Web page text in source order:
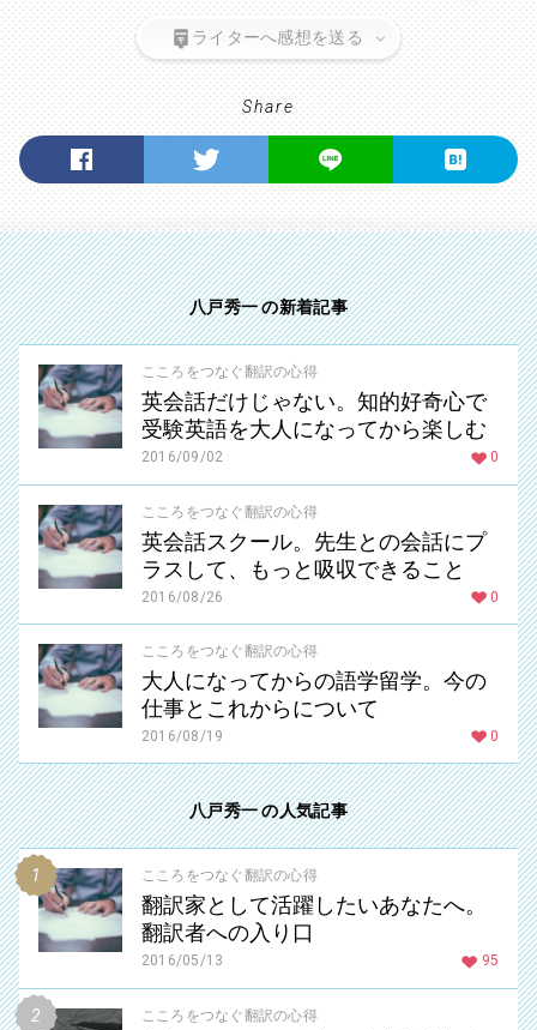
ライターへ感想を送る
Share
八戸秀一 の新着記事
こころをつなぐ翻訳の心得
英会話だけじゃない。知的好奇心で
受験英語を大人になってから楽しむ
2016/09/02 0
こころをつなぐ翻訳の心得
英会話スクール。先生との会話にプ
ラスして、もっと吸収できること
2016/08/26 0
こころをつなぐ翻訳の心得
大人になってからの語学留学。今の
仕事とこれからについて
2016/08/19 0
八戸秀一 の人気記事
こころをつなぐ翻訳の心得
翻訳家として活躍したいあなたへ。
翻訳者への入り口
2016/05/13 95
こころをつなぐ翻訳の心得